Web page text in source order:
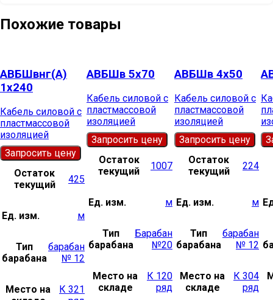
Похожие товары
АВБШвнг(А)
1х240
Кабель силовой с
пластмассовой
изоляцией
Запросить цену
Остаток
текущий
425
Ед. изм. м
Тип
барабана
барабан
№ 12
Место на
К 321
АВБШв 5х70
Кабель силовой с
пластмассовой
изоляцией
Запросить цену
Остаток
текущий
1007
Ед. изм. м
Тип
барабана
Барабан
№20
Место на
складе
К 120
ряд
АВБШв 4х50
Кабель силовой с
пластмассовой
изоляцией
Запросить цену
Остаток
текущий
224
Ед. изм. м
Тип
барабана
барабан
№ 12
Место на
складе
К 304
ряд